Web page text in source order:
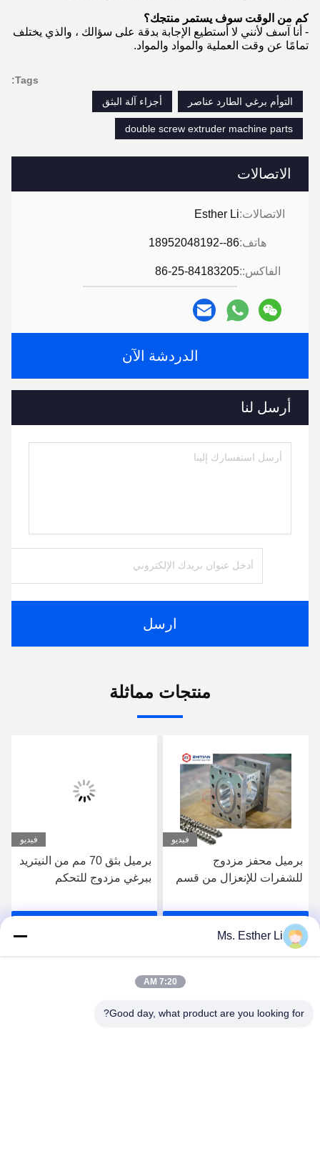
الاتصالات
الاتصالات:Esther Li
هاتف:86--18952048192
الفاكس::86-25-84183205
الدردشة الآن
أرسل لنا
ارسل
كم من الوقت سوف يستمر منتجك؟
- أنا آسف لأنني لا أستطيع الإجابة بدقة على سؤالك ، والذي يختلف
تمامًا عن وقت العملية والمواد والمواد.
Tags:
التوأم برغي الطارد عناصر
أجزاء آلة البثق
double screw extruder machine parts
منتجات مماثلة
فيديو
برميل محفز مزدوج
للشفرات للإنعزال من قسم
احصل على افضل سعر
فيديو
برميل بثق 70 مم من النيتريد
ببرغي مزدوج للتحكم
Ms. Esther Li
7:20 AM
Good day, what product are you looking for?